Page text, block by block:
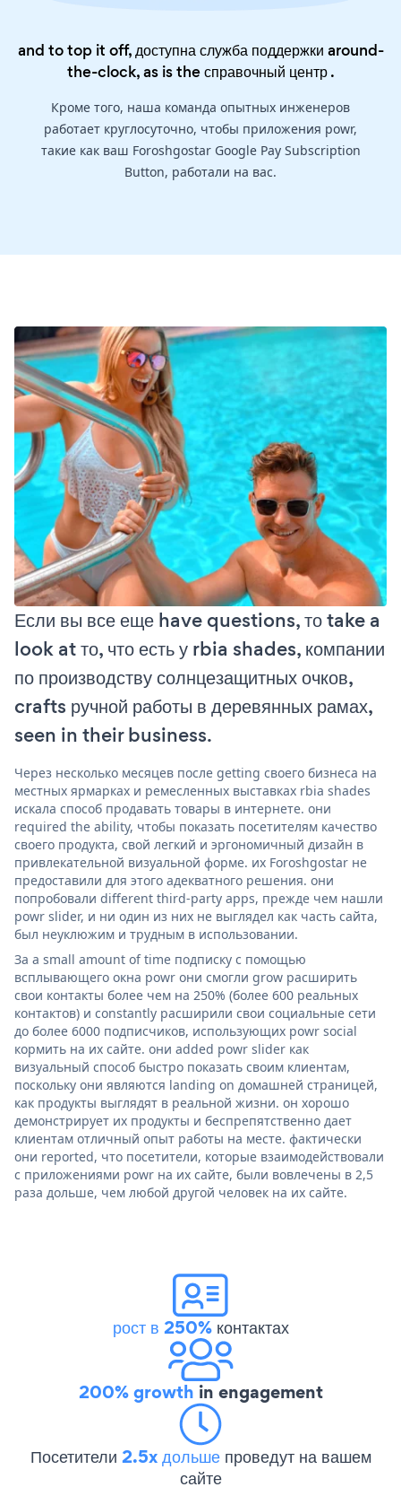
and to top it off, доступна служба поддержки around-
the-clock, as is theсправочный центр.
Кроме того, наша команда опытных инженеров
работает круглосуточно, чтобы приложения powr,
такие как ваш Foroshgostar Google Pay Subscription
Button, работали на вас.
Если вы все еще have questions, то take a
look at то, что есть у rbia shades, компании
по производству солнцезащитных очков,
crafts ручной работы в деревянных рамах,
seen in their business.
Через несколько месяцев после getting своего бизнеса на
местных ярмарках и ремесленных выставках rbia shades
искала способ продавать товары в интернете. они
required the ability, чтобы показать посетителям качество
своего продукта, свой легкий и эргономичный дизайн в
привлекательной визуальной форме. их Foroshgostar не
предоставили для этого адекватного решения. они
попробовали different third-party apps, прежде чем нашли
powr slider, и ни один из них не выглядел как часть сайта,
был неуклюжим и трудным в использовании.
За a small amount of time подписку с помощью
всплывающего окна powr они смогли grow расширить
свои контакты более чем на 250% (более 600 реальных
контактов) и constantly расширили свои социальные сети
до более 6000 подписчиков, использующих powr social
кормить на их сайте. они added powr slider как
визуальный способ быстро показать своим клиентам,
поскольку они являются landing on домашней страницей,
как продукты выглядят в реальной жизни. он хорошо
демонстрирует их продукты и беспрепятственно дает
клиентам отличный опыт работы на месте. фактически
они reported, что посетители, которые взаимодействовали
с приложениями powr на их сайте, были вовлечены в 2,5
раза дольше, чем любой другой человек на их сайте.
рост в 250%контактах
200% growth in engagement
Посетители 2.5x дольше проведут на вашем
сайте